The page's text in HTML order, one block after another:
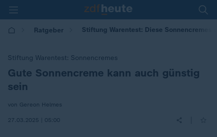
Ratgeber Stiftung Warentest: Diese Sonnencremes
Stiftung Warentest: Sonnencremes
:
Gute Sonnencreme kann auch günstig
sein
von Gereon Helmes
27.03.2025 | 05:00